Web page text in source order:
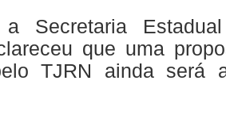
Secretaria
que uma
TJRN ainda será